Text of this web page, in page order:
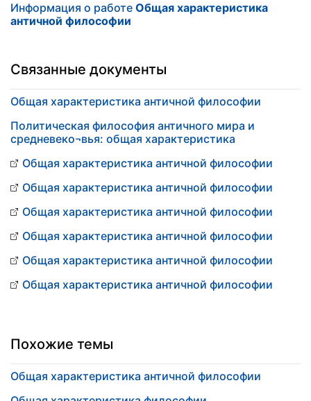
Информация о работе Общая характеристика
античной философии
Связанные документы
Общая характеристика античной философии
Политическая философия античного мира и
средневеко¬вья: общая характеристика
Общая характеристика античной философии
Общая характеристика античной философии
Общая характеристика античной философии
Общая характеристика античной философии
Общая характеристика античной философии
Общая характеристика античной философии
Похожие темы
Общая характеристика античной философии